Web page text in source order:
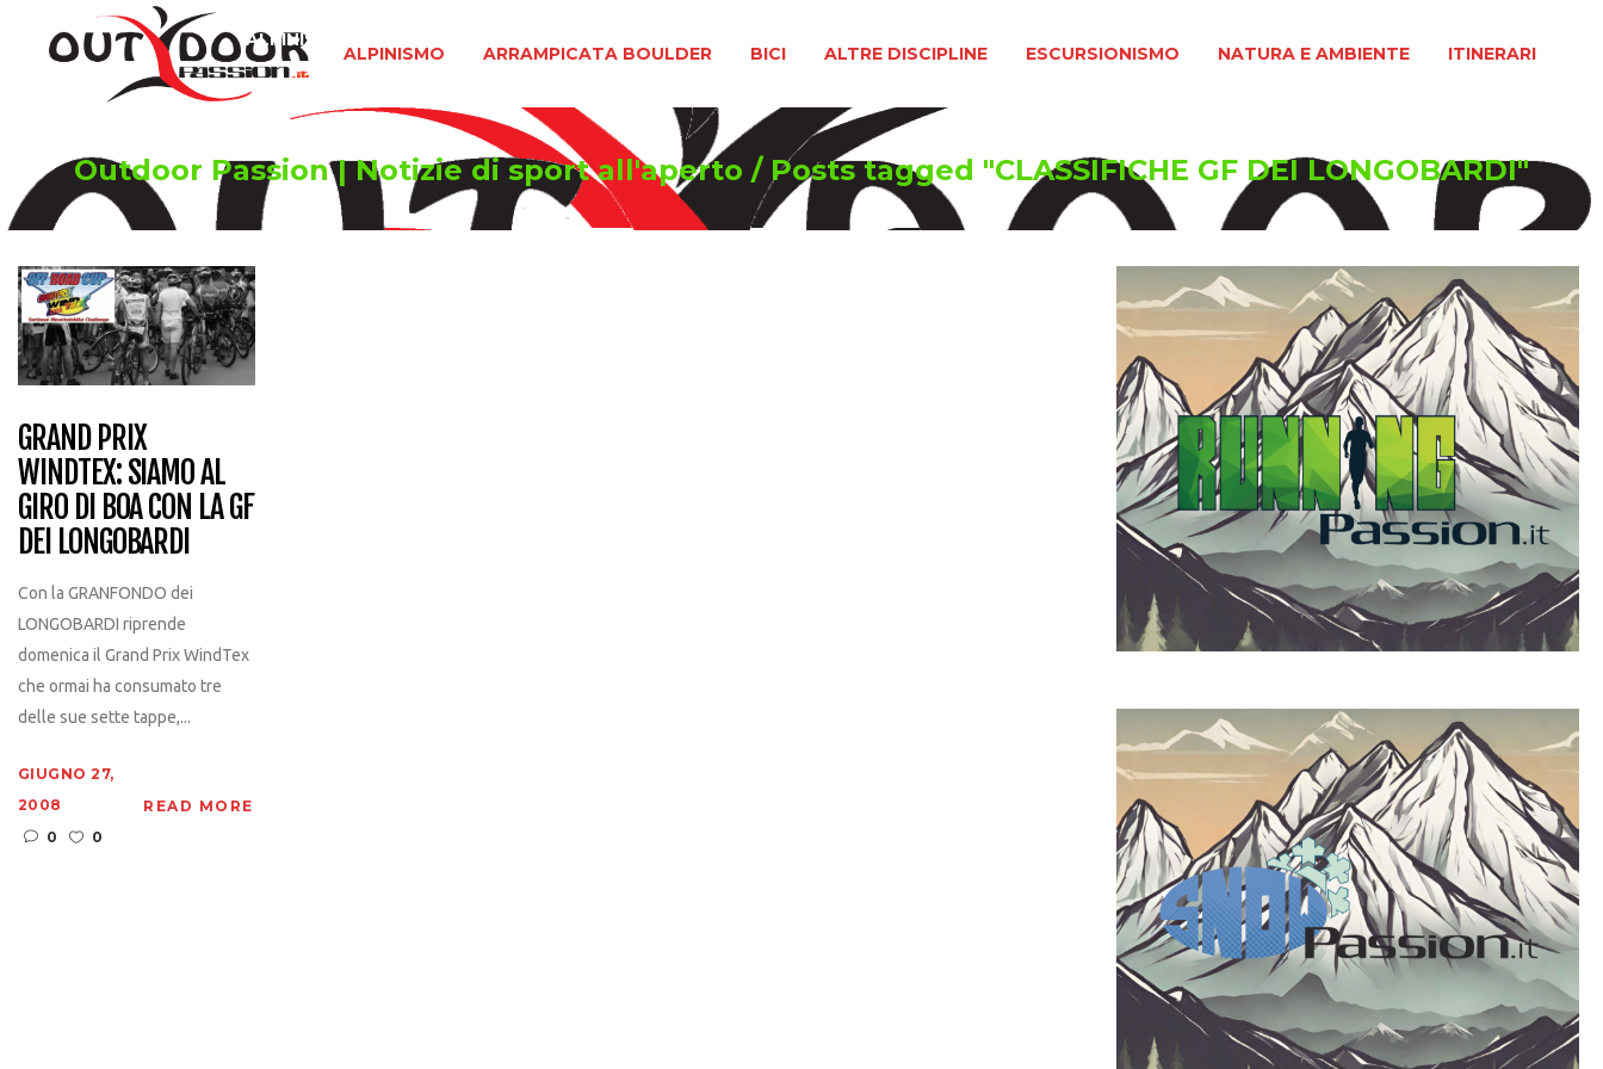
ALPINISMO ARRAMPICATA BOULDER BICI ALTRE DISCIPLINE ESCURSIONISMO NATURA E AMBIENTE ITINERARI
ALPINISMO
Outdoor Passion | Notizie di sport all'aperto / Posts tagged "CLASSIFICHE GF DEI LONGOBARDI"
GRAND PRIX
WINDTEX: SIAMO AL
GIRO DI BOA CON LA GF
DEI LONGOBARDI
Con la GRANFONDO dei
LONGOBARDI riprende
domenica il Grand Prix WindTex
che ormai ha consumato tre
delle sue sette tappe,...
GIUGNO 27,
2008
0
0
READ MORE